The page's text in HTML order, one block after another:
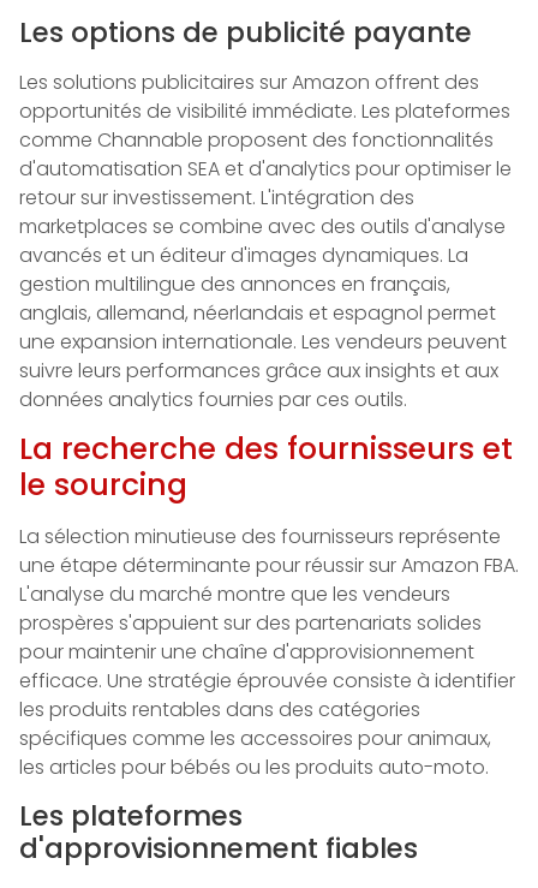
Les options de publicité payante
Les solutions publicitaires sur Amazon offrent des
opportunités de visibilité immédiate. Les plateformes
comme Channable proposent des fonctionnalités
d'automatisation SEA et d'analytics pour optimiser le
retour sur investissement. L'intégration des
marketplaces se combine avec des outils d'analyse
avancés et un éditeur d'images dynamiques. La
gestion multilingue des annonces en français,
anglais, allemand, néerlandais et espagnol permet
une expansion internationale. Les vendeurs peuvent
suivre leurs performances grâce aux insights et aux
données analytics fournies par ces outils.
La recherche des fournisseurs et
le sourcing
La sélection minutieuse des fournisseurs représente
une étape déterminante pour réussir sur Amazon FBA.
L'analyse du marché montre que les vendeurs
prospères s'appuient sur des partenariats solides
pour maintenir une chaîne d'approvisionnement
efficace. Une stratégie éprouvée consiste à identifier
les produits rentables dans des catégories
spécifiques comme les accessoires pour animaux,
les articles pour bébés ou les produits auto-moto.
Les plateformes
d'approvisionnement fiables